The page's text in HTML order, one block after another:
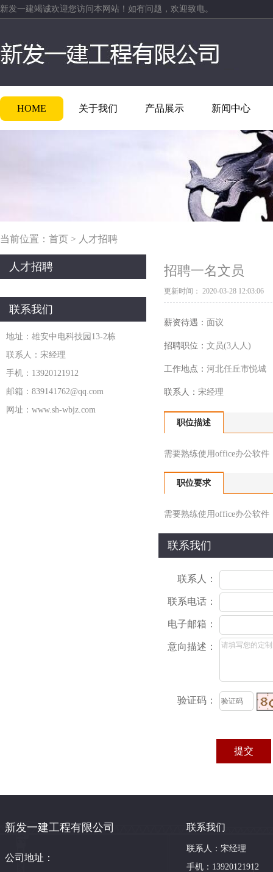
新发一建竭诚欢迎您访问本网站！如有问题，欢迎致电。
HOME 关于我们 产品展示 新闻中心
当前位置： 首页 > 人才招聘
人才招聘
联系我们
地址：雄安中电科技园13-2栋
联系人：宋经理
手机：13920121912
邮箱：839141762@qq.com
网址：www.sh-wbjz.com
招聘一名文员
更新时间： 2020-03-28 12:03:06
薪资待遇： 面议
招聘职位：文员(3人人)
工作地点：河北任丘市悦城
联系人：宋经理
职位描述
需要熟练使用office办公软
职位要求
需要熟练使用office办公软
联系我们
联系人：
联系电话：
电子邮箱：
意向描述：
验证码：
新发一建工程有限公司
公司地址：
联系我们
联系人：宋经理
手机：13920121912